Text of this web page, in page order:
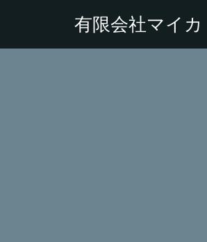
有限会社マイカ